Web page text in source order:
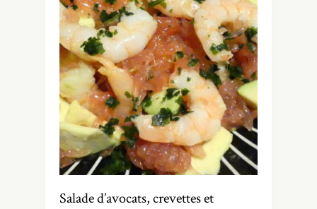
Salade d’avocats, crevettes et